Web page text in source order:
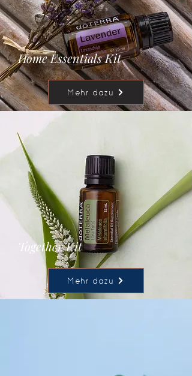
Home Essentials Kit
Mehr dazu
Together Kit
Mehr dazu